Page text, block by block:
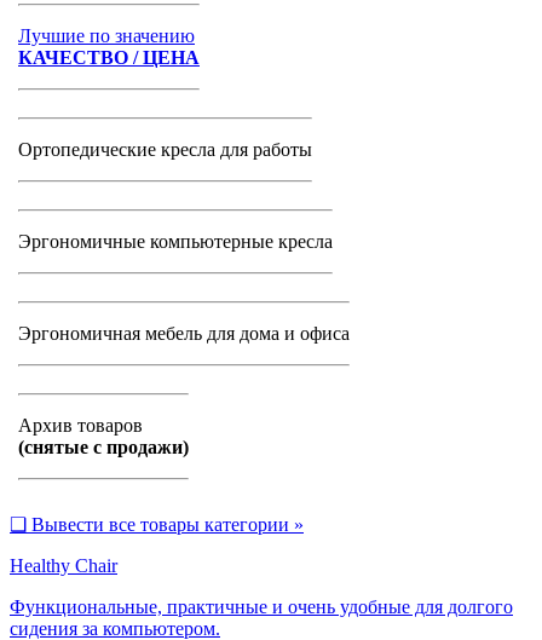
Лучшие по значению
КАЧЕСТВО / ЦЕНА
Ортопедические кресла для работы
Эргономичные компьютерные кресла
Эргономичная мебель для дома и офиса
Архив товаров
(снятые с продажи)
❑ Вывести все товары категории »
Healthy Chair
Функциональные, практичные и очень удобные для долгого
сидения за компьютером.